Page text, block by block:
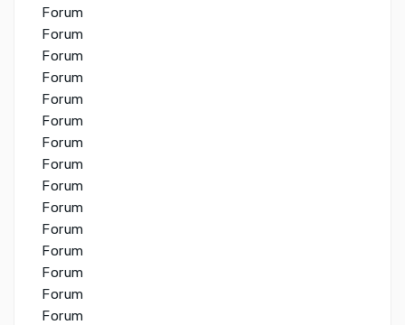
Forum
Forum
Forum
Forum
Forum
Forum
Forum
Forum
Forum
Forum
Forum
Forum
Forum
Forum
Forum